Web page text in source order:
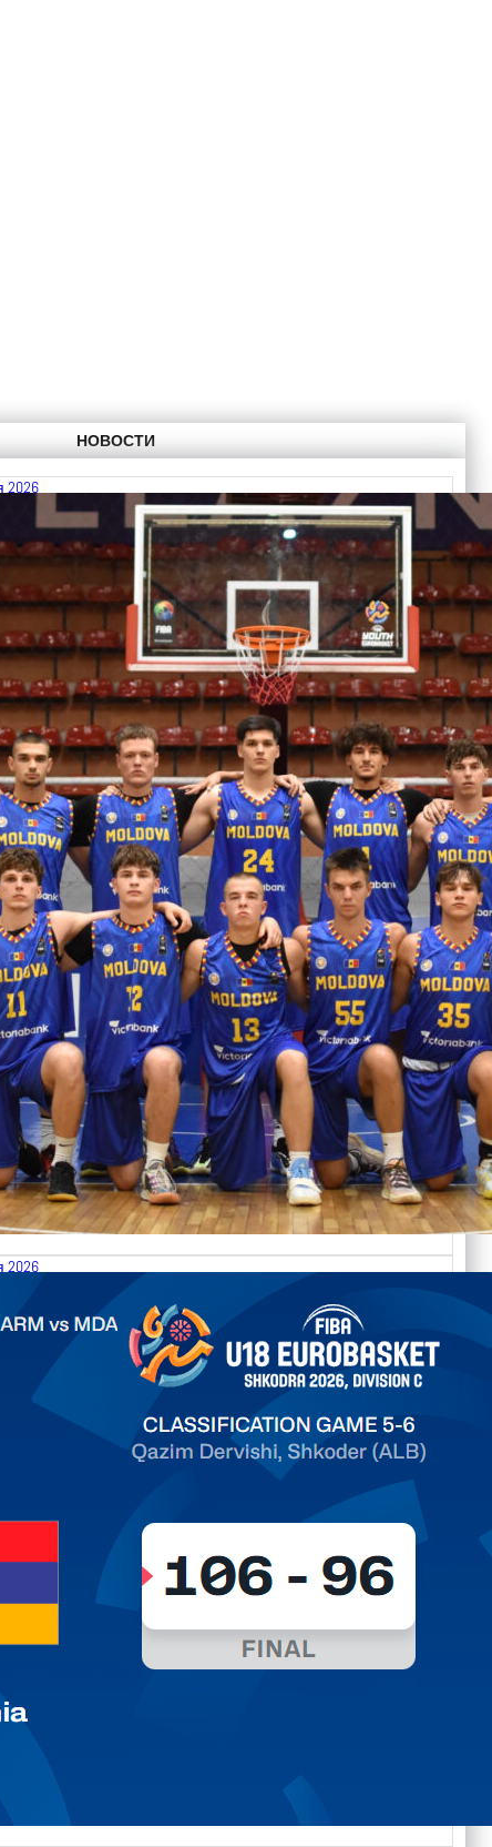
НОВОСТИ
2026
U18 EuroBasket 2026, Division C
Выберите Обзор Статистика Матч сыгран 0
далее
2026
Armenia vs Moldova FIBA U18 EuroBasket 2026,
C
Выберите Обзор Статистика Матч сыгран 0
далее